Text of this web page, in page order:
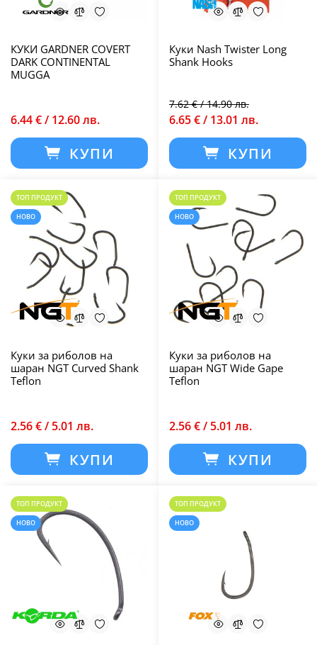
КУКИ GARDNER COVERT
DARK CONTINENTAL
MUGGA
6.44 € / 12.60 лв.
КУПИ
Куки Nash Twister Long
Shank Hooks
7.62 € / 14.90 лв.
6.65 € / 13.01 лв.
КУПИ
ТОП ПРОДУКТ
НОВО
Куки за риболов на
шаран NGT Curved Shank
Teflon
2.56 € / 5.01 лв.
КУПИ
ТОП ПРОДУКТ
НОВО
Куки за риболов на
шаран NGT Wide Gape
Teflon
2.56 € / 5.01 лв.
КУПИ
ТОП ПРОДУКТ
НОВО
ТОП ПРОДУКТ
НОВО